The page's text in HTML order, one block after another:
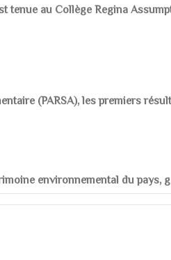
au Collège Regina
(PARSA), les premiers
environnemental du pays,